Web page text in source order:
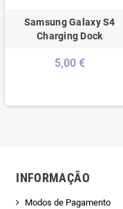
Samsung Galaxy S4
Charging Dock
5,00 €
INFORMAÇÃO
Modos de Pagamento